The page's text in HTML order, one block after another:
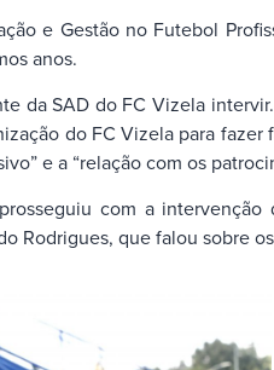
e Gestão no Futebol
anos.
da SAD do FC Vizela
do FC Vizela para
e a “relação com os
com a
Rodrigues, que falou sobre